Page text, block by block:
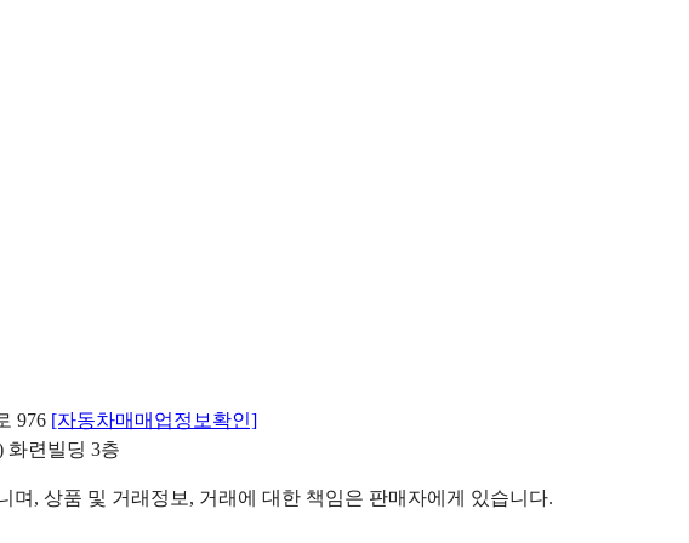
976 [자동차매매업정보확인]
화련빌딩 3층
, 상품 및 거래정보, 거래에 대한 책임은 판매자에게 있습니다.